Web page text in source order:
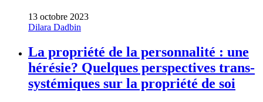
13 octobre 2023
Dilara Dadbin
La propriété de la personnalité : une
hérésie? Quelques perspectives trans-
systémiques sur la propriété de soi